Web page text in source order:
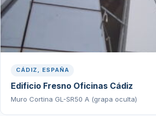
CÁDIZ, ESPAÑA
Edificio Fresno Oficinas Cádiz
Muro Cortina GL-SR50 A (grapa oculta)